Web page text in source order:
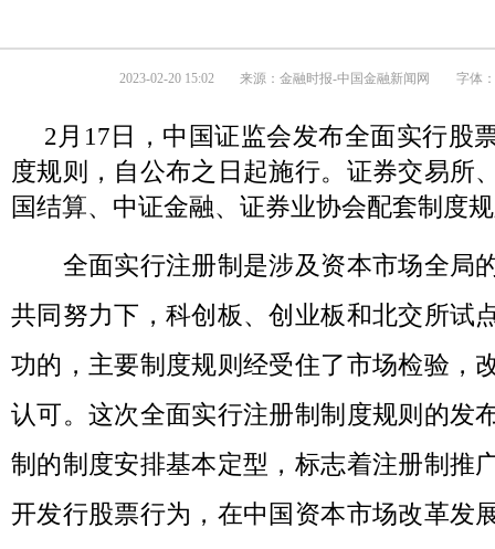
2023-02-20 15:02 来源： 金融时报-中国金融新闻网 字体
2月17日，中国证监会发布全面实行股
度规则，自公布之日起施行。证券交易所
国结算、中证金融、证券业协会配套制度
全面实行注册制是涉及资本市场全局
共同努力下，科创板、创业板和北交所试
功的，主要制度规则经受住了市场检验，
认可。这次全面实行注册制制度规则的发
制的制度安排基本定型，标志着注册制推
开发行股票行为，在中国资本市场改革发